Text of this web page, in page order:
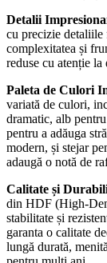
Detalii
cu precizie
complexitatea și
reduse cu atenție
Paleta de Culori
variată de culori,
dramatic, alb
pentru a adăuga
modern, și stejar
adaugă o notă de
Calitate și
din HDF (High-
stabilitate și
garanta o calitate
lungă durată,